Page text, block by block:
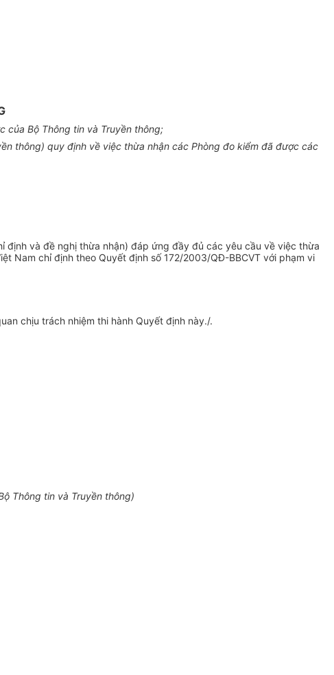
của Bộ Thông tin và Truyền thông;
thông) quy định về việc thừa nhận các Phòng đo kiểm đã được các
định và đề nghị thừa nhận) đáp ứng đầy đủ các yêu cầu về việc thừa
Nam chỉ định theo Quyết định số 172/2003/QĐ-BBCVT với phạm vi
chịu trách nhiệm thi hành Quyết định này./.
Thông tin và Truyền thông)